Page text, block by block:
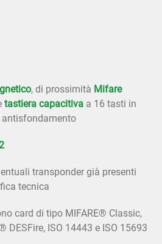
, di prossimità Mifare
tastiera capacitiva a 16 tasti in
antisfondamento
transponder già presenti
tecnica
card di tipo MIFARE® Classic,
DESFire, ISO 14443 e ISO 15693